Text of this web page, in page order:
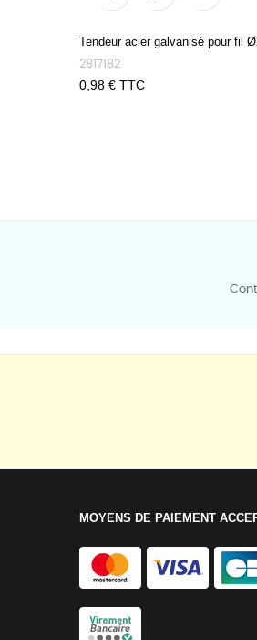
Tendeur acier galvanisé pour fil
2817182
Prix
0,98 € TTC
MOYENS DE PAIEMENT